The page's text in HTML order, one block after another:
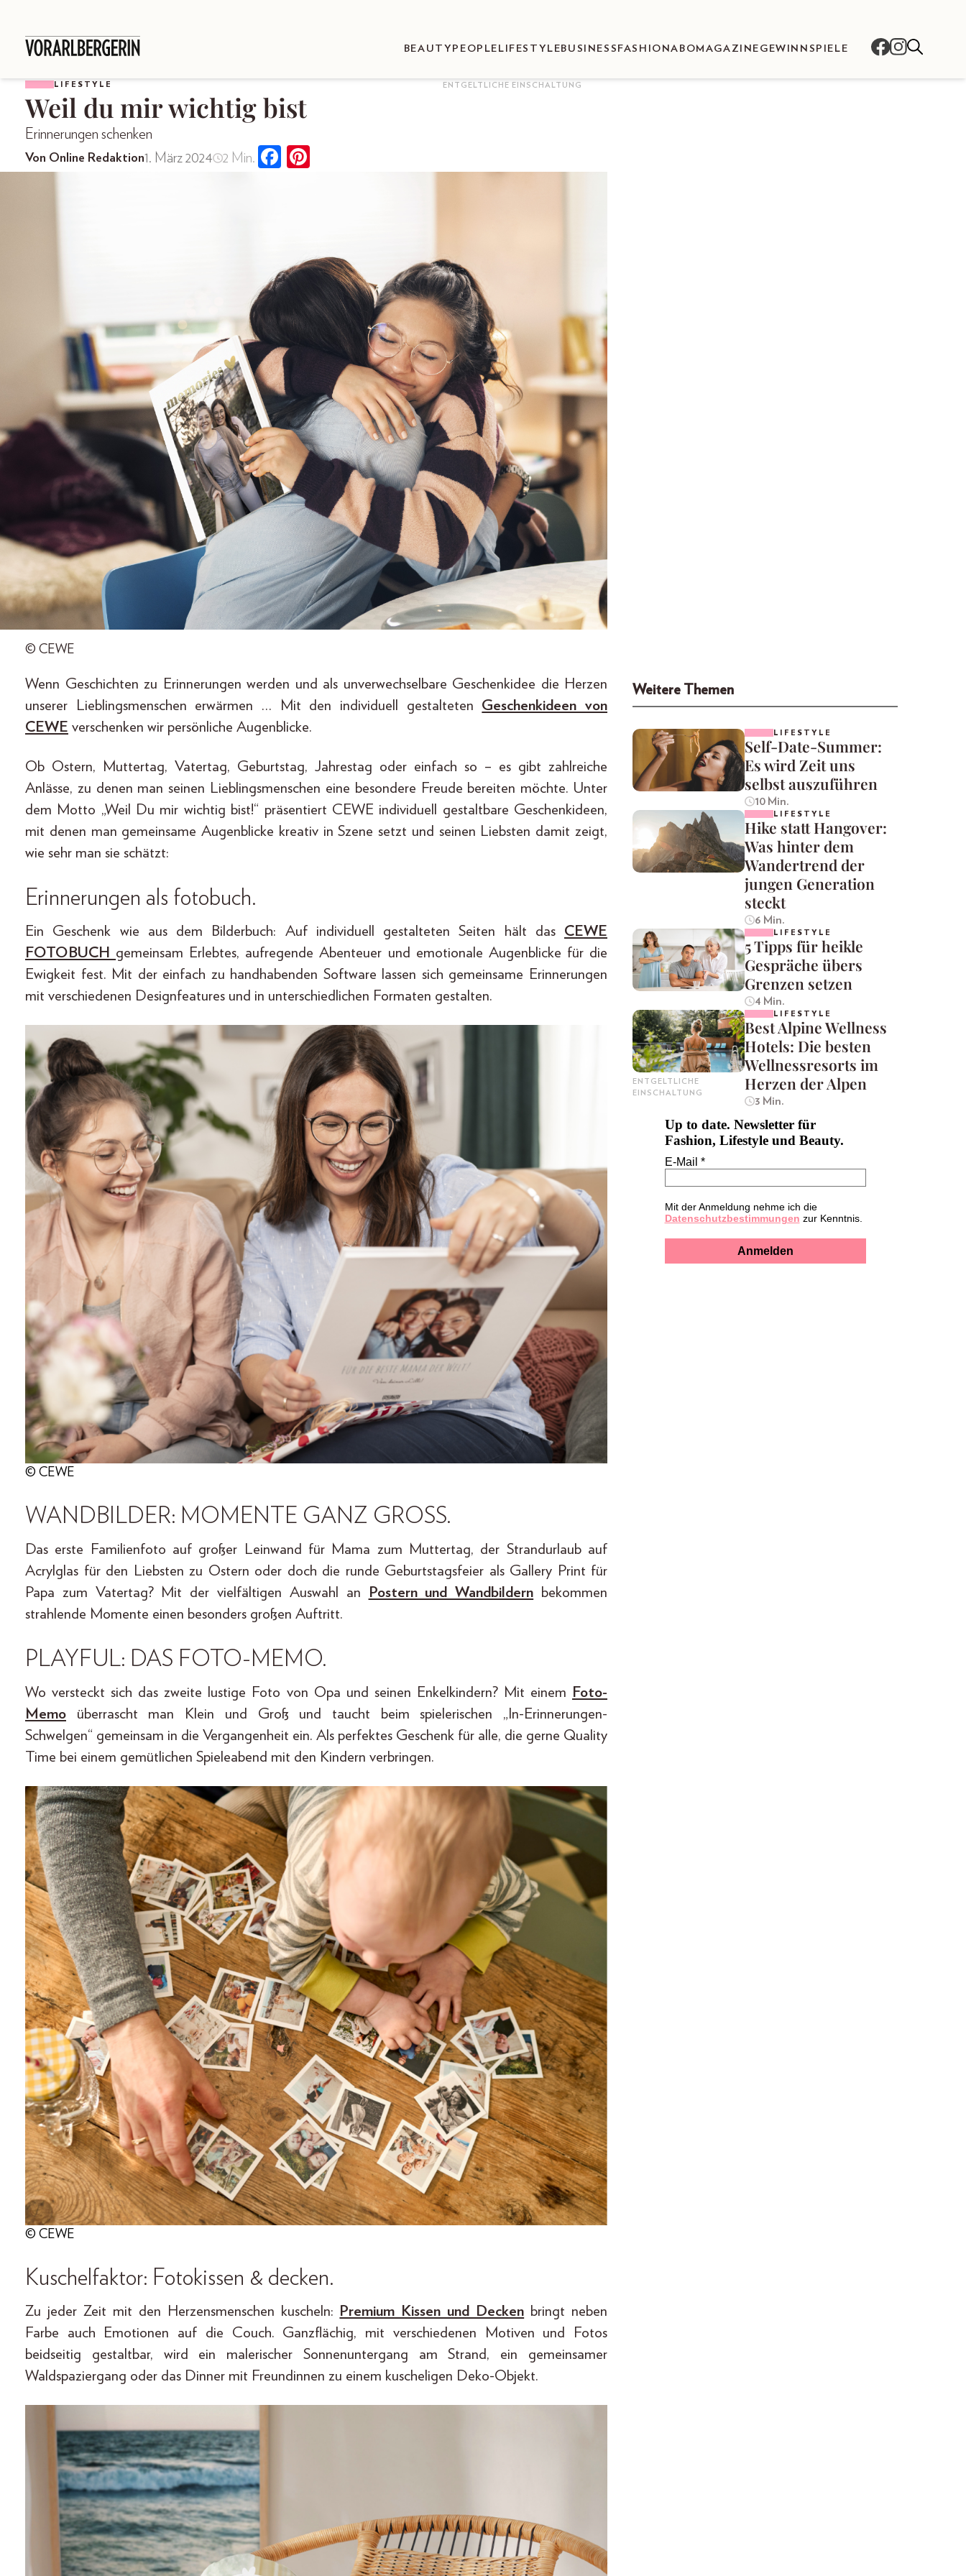
BEAUTY PEOPLE LIFESTYLEBUSINESS FASHIONABOMAGAZINE GEWINNSPIELE
LIFESTYLE ENTGELTLICHE EINSCHALTUNG
Weil du mir wichtig bist
Erinnerungen schenken
Von Online Redaktion1. März 2024 2 Min.
© CEWE
Wenn Geschichten zu Erinnerungen werden und als unverwechselbare Geschenkidee die Herzen
unserer Lieblingsmenschen erwärmen … Mit den individuell gestalteten Geschenkideen von
CEWE verschenken wir persönliche Augenblicke.
Ob Ostern, Muttertag, Vatertag, Geburtstag, Jahrestag oder einfach so – es gibt zahlreiche
Anlässe, zu denen man seinen Lieblingsmenschen eine besondere Freude bereiten möchte. Unter
dem Motto „Weil Du mir wichtig bist!“ präsentiert CEWE individuell gestaltbare Geschenkideen,
mit denen man gemeinsame Augenblicke kreativ in Szene setzt und seinen Liebsten damit zeigt,
wie sehr man sie schätzt:
Erinnerungen als fotobuch.
Ein Geschenk wie aus dem Bilderbuch: Auf individuell gestalteten Seiten hält das CEWE
FOTOBUCH gemeinsam Erlebtes, aufregende Abenteuer und emotionale Augenblicke für die
Ewigkeit fest. Mit der einfach zu handhabenden Software lassen sich gemeinsame Erinnerungen
mit verschiedenen Designfeatures und in unterschiedlichen Formaten gestalten.
© CEWE
WANDBILDER: MOMENTE GANZ GROSS.
Das erste Familienfoto auf großer Leinwand für Mama zum Muttertag, der Strandurlaub auf
Acrylglas für den Liebsten zu Ostern oder doch die runde Geburtstagsfeier als Gallery Print für
Papa zum Vatertag? Mit der vielfältigen Auswahl an
Postern und Wandbildern bekommen
strahlende Momente einen besonders großen Auftritt.
PLAYFUL: DAS FOTO-MEMO.
Wo versteckt sich das zweite lustige Foto von Opa und seinen Enkelkindern? Mit einem
Foto-
Memo überrascht man Klein und Groß und taucht beim spielerischen „In-Erinnerungen-
Schwelgen“ gemeinsam in die Vergangenheit ein. Als perfektes Geschenk für alle, die gerne Quality
Time bei einem gemütlichen Spieleabend mit den Kindern verbringen.
© CEWE
Kuschelfaktor: Fotokissen & decken.
Zu jeder Zeit mit den Herzensmenschen kuscheln: Premium Kissen und Decken bringt neben
Farbe auch Emotionen auf die Couch. Ganzflächig, mit verschiedenen Motiven und Fotos
beidseitig gestaltbar, wird ein malerischer Sonnenuntergang am Strand, ein gemeinsamer
Waldspaziergang oder das Dinner mit Freundinnen zu einem kuscheligen Deko-Objekt.
Weitere Themen
LIFESTYLE
Self-Date-Summer:
Es wird Zeit uns
selbst auszuführen
10 Min.
LIFESTYLE
Hike statt Hangover:
Was hinter dem
Wandertrend der
jungen Generation
steckt
6 Min.
LIFESTYLE
5 Tipps für heikle
Gespräche übers
Grenzen setzen
4 Min.
ENTGELTLICHE
EINSCHALTUNG
LIFESTYLE
Best Alpine Wellness
Hotels: Die besten
Wellnessresorts im
Herzen der Alpen
3 Min.